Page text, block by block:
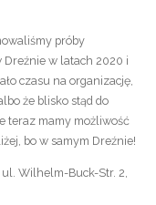
próby
w latach 2020 i
czasu na organizację,
że blisko stąd do
teraz mamy możliwość
bo w samym Dreźnie!
Wilhelm-Buck-Str. 2,